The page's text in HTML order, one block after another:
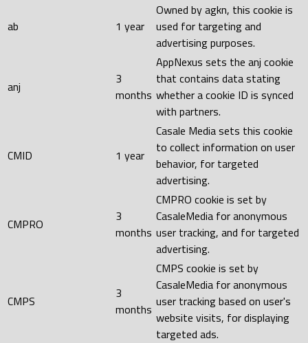
ab 1 year
Owned by agkn, this cookie is
used for targeting and
advertising purposes.
anj
3
months
AppNexus sets the anj cookie
that contains data stating
whether a cookie ID is synced
with partners.
CMID 1 year
Casale Media sets this cookie
to collect information on user
behavior, for targeted
advertising.
CMPRO
3
months
CMPRO cookie is set by
CasaleMedia for anonymous
user tracking, and for targeted
advertising.
CMPS
3
months
CMPS cookie is set by
CasaleMedia for anonymous
user tracking based on user's
website visits, for displaying
targeted ads.